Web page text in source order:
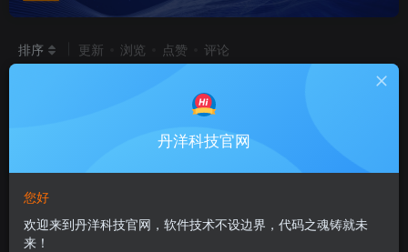
排序 更新 浏览 点赞 评论
知享派系统
[一站式知识付费与私域网
校系统]
知享派系统
丹洋科技官网
您好
欢迎来到丹洋科技官网，软件技术不设边界，代码之魂铸就未
来！